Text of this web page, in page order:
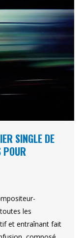
SINGLE DE
POUR
les
et entraînant fait